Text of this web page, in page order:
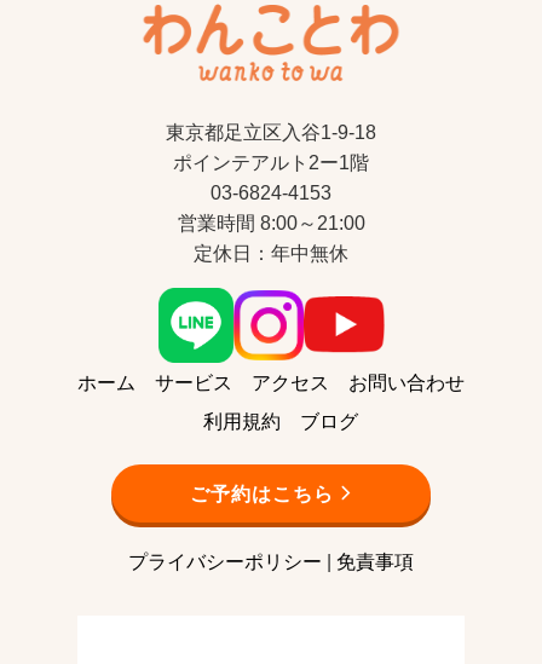
東京都足立区入谷1-9-18
ポインテアルト2ー1階
03-6824-4153
営業時間 8:00～21:00
定休日：年中無休
ホーム サービス アクセス
お問い合わせ
利用規約
ブログ
ご予約はこちら
プライバシーポリシー | 免責事項